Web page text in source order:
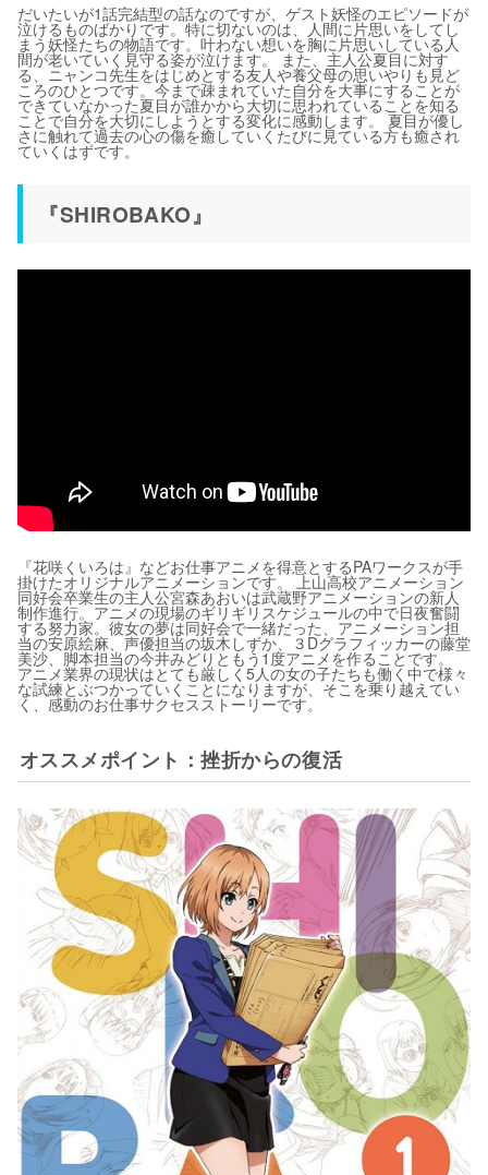
だいたいが1話完結型の話なのですが、ゲスト妖怪のエピソードが
泣けるものばかりです。特に切ないのは、人間に片思いをしてし
まう妖怪たちの物語です。叶わない想いを胸に片思いしている人
間が老いていく見守る姿が泣けます。 また、主人公夏目に対す
る、ニャンコ先生をはじめとする友人や養父母の思いやりも見ど
ころのひとつです。今まで疎まれていた自分を大事にすることが
できていなかった夏目が誰かから大切に思われていることを知る
ことで自分を大切にしようとする変化に感動します。 夏目が優し
さに触れて過去の心の傷を癒していくたびに見ている方も癒され
ていくはずです。
『SHIROBAKO』
『花咲くいろは』などお仕事アニメを得意とするPAワークスが手
掛けたオリジナルアニメーションです。 上山高校アニメーション
同好会卒業生の主人公宮森あおいは武蔵野アニメーションの新人
制作進行。アニメの現場のギリギリスケジュールの中で日夜奮闘
する努力家。彼女の夢は同好会で一緒だった、アニメーション担
当の安原絵麻、声優担当の坂木しずか、３Dグラフィッカーの藤堂
美沙、脚本担当の今井みどりともう1度アニメを作ることです。
アニメ業界の現状はとても厳しく5人の女の子たちも働く中で様々
な試練とぶつかっていくことになりますが、そこを乗り越えてい
く、感動のお仕事サクセスストーリーです。
オススメポイント：挫折からの復活